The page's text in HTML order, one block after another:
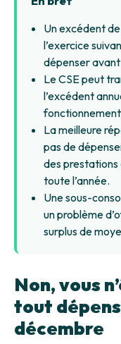
Un excédent
l’exercice
dépenser
Le CSE peut
l’excédent
La meilleure
pas de
des prestations
toute l’année.
Une sous-
un problème
surplus de
Non, vous
tout
décembre